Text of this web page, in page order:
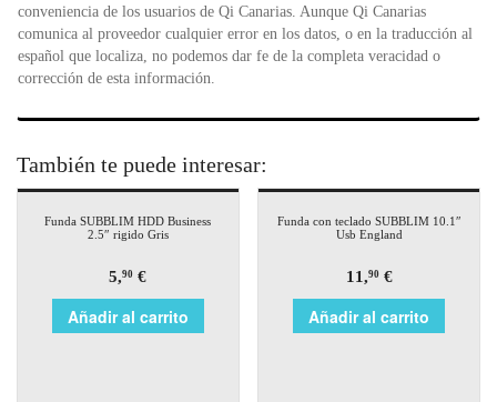
conveniencia de los usuarios de Qi Canarias. Aunque Qi Canarias
comunica al proveedor cualquier error en los datos, o en la traducción al
español que localiza, no podemos dar fe de la completa veracidad o
corrección de esta información.
También te puede interesar:
Funda SUBBLIM HDD Business
2.5″ rigido Gris
5,90 €
Añadir al carrito
Funda con teclado SUBBLIM 10.1″
Usb England
11,90€
Añadir al carrito